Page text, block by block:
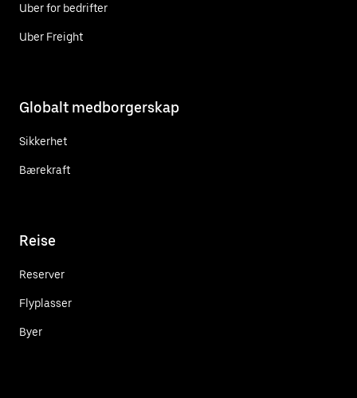
Uber for bedrifter
Uber Freight
Globalt medborgerskap
Sikkerhet
Bærekraft
Reise
Reserver
Flyplasser
Byer